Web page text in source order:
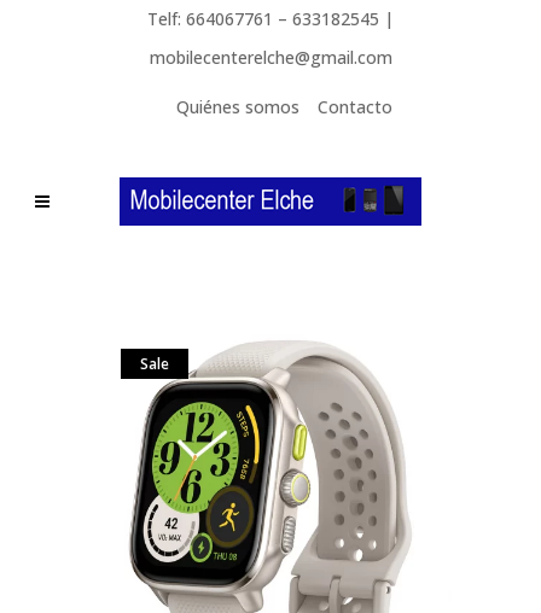
Telf: 664067761 – 633182545 |
mobilecenterelche@gmail.com
Quiénes somos Contacto
Sale